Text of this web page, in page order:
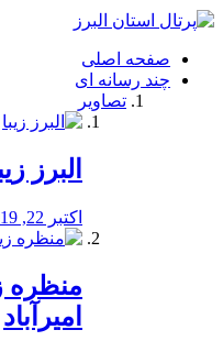
فصد
شرق
تهران
خشکشویی
صفحه اصلی
چند رسانه ای
تصاویر
البرز
اکتبر 22, 2019
منظره‌‌
امیرآباد